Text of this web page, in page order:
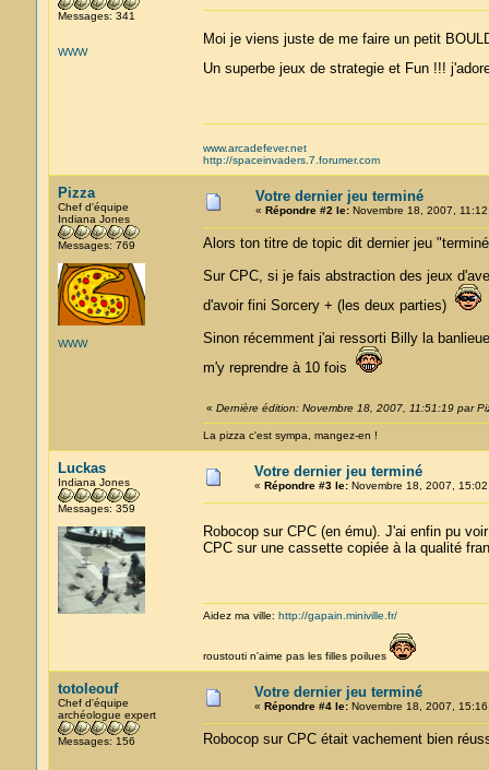
Messages: 341
WWW
Moi je viens juste de me faire un petit
Un superbe jeux de strategie et Fun !!!
www.arcadefever.net
http://spaceinvaders.7.forumer.com
Pizza
Chef d'équipe
Indiana Jones
Messages: 769
WWW
Votre dernier jeu terminé
« Répondre #2 le:Novembre 18, 2007,
Alors ton titre de topic dit dernier jeu
Sur CPC, si je fais abstraction des jeux
d'avoir fini Sorcery + (les deux parties)
Sinon récemment j'ai ressorti Billy la
m'y reprendre à 10 fois
« Dernière édition: Novembre 18, 2007, 11:51:19 par
La pizza c'est sympa, mangez-en !
Luckas
Indiana Jones
Messages: 359
Votre dernier jeu terminé
« Répondre #3 le:Novembre 18, 2007,
Robocop sur CPC (en ému). J'ai enfin pu
CPC sur une cassette copiée à la qualité
Aidez ma ville: http://gapain.miniville.fr/
roustouti n'aime pas les filles poilues
totoleouf
Chef d'équipe
archéologue expert
Messages: 156
Votre dernier jeu terminé
« Répondre #4 le:Novembre 18, 2007,
Robocop sur CPC était vachement bien